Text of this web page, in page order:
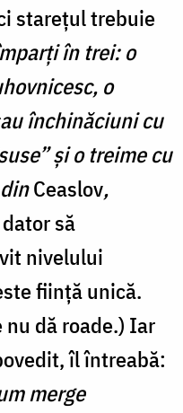
starețul trebuie
în trei: o
o
închinăciuni cu
și o treime cu
dinCeaslov,
să
nivelului
ființă unică.
dă roade.) Iar
îl întreabă:
merge